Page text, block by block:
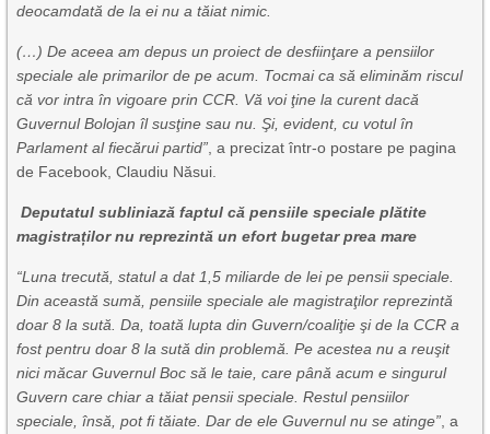
deocamdată de la ei nu a tăiat nimic.
(…) De aceea am depus un proiect de desfiinţare a pensiilor
speciale ale primarilor de pe acum. Tocmai ca să eliminăm riscul
că vor intra în vigoare prin CCR. Vă voi ţine la curent dacă
Guvernul Bolojan îl susţine sau nu. Şi, evident, cu votul în
Parlament al fiecărui partid” , a precizat într-o postare pe pagina
de Facebook, Claudiu Năsui.
Deputatul subliniază faptul că pensiile speciale plătite
magistraților nu reprezintă un efort bugetar prea mare
“Luna trecută, statul a dat 1,5 miliarde de lei pe pensii speciale.
Din această sumă, pensiile speciale ale magistraţilor reprezintă
doar 8 la sută. Da, toată lupta din Guvern/coaliţie şi de la CCR a
fost pentru doar 8 la sută din problemă. Pe acestea nu a reuşit
nici măcar Guvernul Boc să le taie, care până acum e singurul
Guvern care chiar a tăiat pensii speciale. Restul pensiilor
speciale, însă, pot fi tăiate. Dar de ele Guvernul nu se atinge” , a